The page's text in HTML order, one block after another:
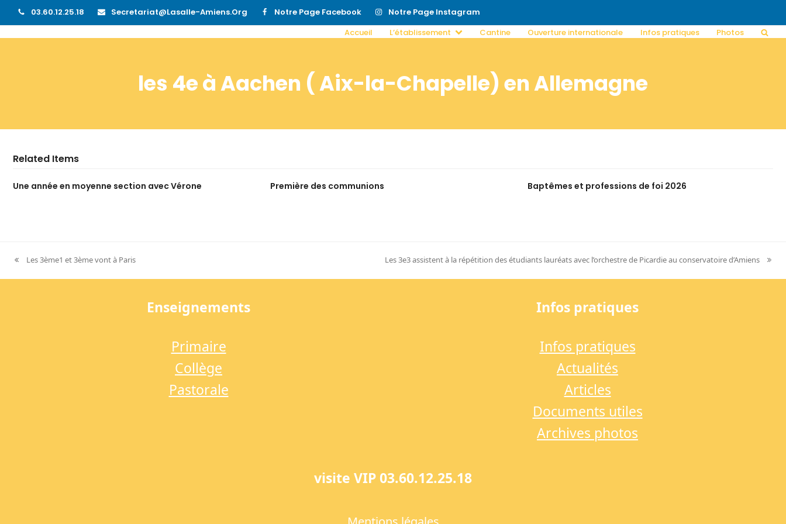
03.60.12.25.18 Secretariat@lasalle-Amiens.org Notre Page Facebook
Notre Page Instagram
Accueil
L’établissement Cantine Ouverture internationale Infos pratiques Photos
les 4e à Aachen ( Aix-la-Chapelle) en Allemagne
Related Items
Une année en moyenne section avec Vérone Première des communions Baptêmes et professions de foi 2026
previous
post:
Les 3ème1 et 3ème vont à Paris
next
post:
Les 3e3 assistent à la répétition des étudiants lauréats avec l’orchestre de Picardie au conservatoire d’Amiens
Enseignements
Primaire
Collège
Pastorale
Infos pratiques
Infos pratiques
Actualités
Articles
Documents utiles
Archives photos
visite VIP 03.60.12.25.18